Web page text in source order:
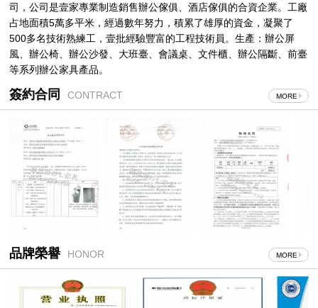
司，公司是壹家專業制造銷售辦公傢俱、酒店傢俱的合資企業。工廠
占地面積5萬多平米，經過數年努力，積累了雄厚的資金，凝聚了
500多名技術熟練工，壹批經驗豐富的工程技術員。生產：辦公屏
風、辦公椅、辦公沙發、大班臺、會議桌、文件櫃、辦公隔斷、前臺
等系列辦公家具產品。
簽約合同 CONTRACT MORE
品牌榮譽 HONOR MORE